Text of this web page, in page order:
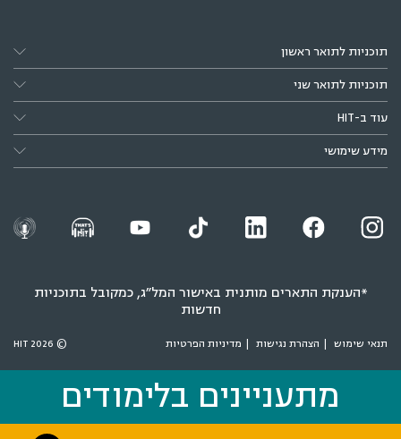
תוכניות לתואר ראשון
תוכניות לתואר שני
עוד ב-HIT
מידע שימושי
*הענקת התארים מותנית באישור המל״ג, כמקובל בתוכניות
חדשות
תנאי שימוש הצהרת נגישות מדיניות הפרטיות © 2026 HIT
מתעניינים בלימודים
מתעניינים בלימודים